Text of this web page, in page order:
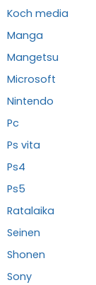
Koch media
Manga
Mangetsu
Microsoft
Nintendo
Pc
Ps vita
Ps4
Ps5
Ratalaika
Seinen
Shonen
Sony